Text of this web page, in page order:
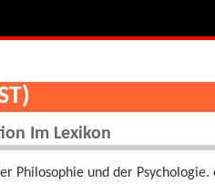
Im Lexikon
Philosophie und der